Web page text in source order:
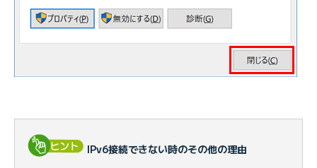
IPv6接続できない時のその他の理由